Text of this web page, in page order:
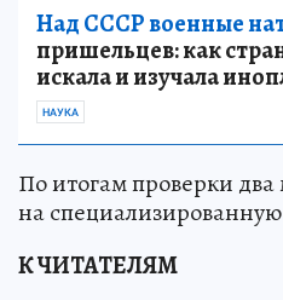
Над СССР военные
пришельцев: как
искала и изучала
НАУКА
По итогам проверки
на специализированную
К ЧИТАТЕЛЯМ